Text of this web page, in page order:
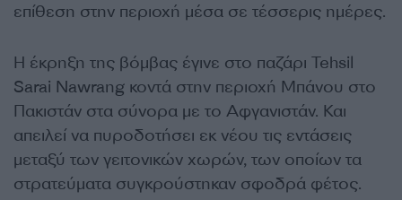
επίθεση στην περιοχή μέσα σε τέσσερις ημέρες.
Η έκρηξη της βόμβας έγινε στο παζάρι Tehsil
Sarai Nawrang κοντά στην περιοχή Μπάνου στο
Πακιστάν στα σύνορα με το Αφγανιστάν. Και
απειλεί να πυροδοτήσει εκ νέου τις εντάσεις
μεταξύ των γειτονικών χωρών, των οποίων τα
στρατεύματα συγκρούστηκαν σφοδρά φέτος.